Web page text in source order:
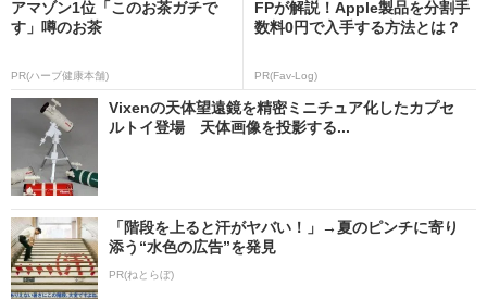
アマゾン1位「このお茶ガチで
す」噂のお茶
PR(ハーブ健康本舗)
FPが解説！Apple製品を分割手
数料0円で入手する方法とは？
PR(Fav-Log)
Vixenの天体望遠鏡を精密ミニチュア化したカプセ
ルトイ登場 天体画像を投影する...
「階段を上ると汗がヤバい！」→夏のピンチに寄り
添う“水色の広告”を発見
PR(ねとらぼ)